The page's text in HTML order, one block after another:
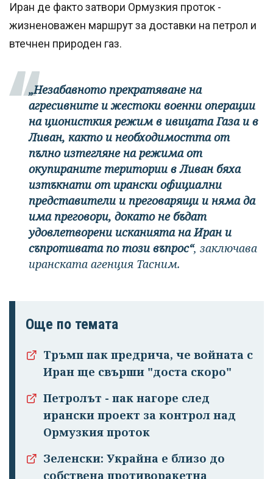
Успешно
излязохте от
профила си!
Иран де факто затвори Ормузкия проток -
жизненоважен маршрут за доставки на петрол и
втечнен природен газ.
„Незабавното прекратяване на
агресивните и жестоки военни операции
на ционисткия режим в ивицата Газа и в
Ливан, както и необходимостта от
пълно изтегляне на режима от
окупираните територии в Ливан бяха
изтъкнати от ирански официални
представители и преговарящи и няма да
има преговори, докато не бъдат
удовлетворени исканията на Иран и
съпротивата по този въпрос“, заключава
иранската агенция Тасним.
Още по темата
Тръмп пак предрича, че войната с
Иран ще свърши "доста скоро"
Петролът - пак нагоре след
ирански проект за контрол над
Ормузкия проток
Зеленски: Украйна е близо до
собствена противоракетна